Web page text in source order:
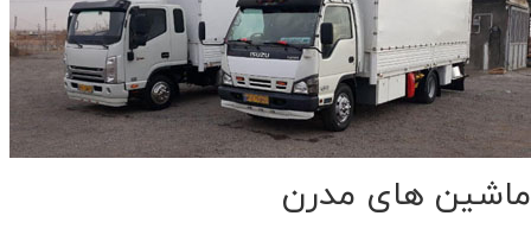
ماشین های مدرن